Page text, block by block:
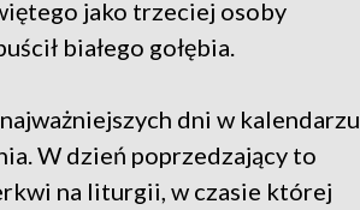
jako trzeciej osoby
białego gołębia.
dni w kalendarzu
W dzień poprzedzający to
na liturgii, w czasie której